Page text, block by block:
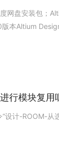
度网盘安装包 ； Alt
版本Altium Desig
进行模块复用
“设计-ROOM-从